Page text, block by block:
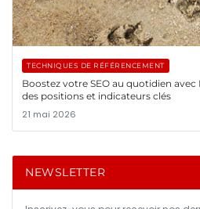
TECHNIQUES DE RÉFÉRENCEMENT
Boostez votre SEO au quotidien
des positions et indicateurs clés
21 mai 2026
NEWSLETTER